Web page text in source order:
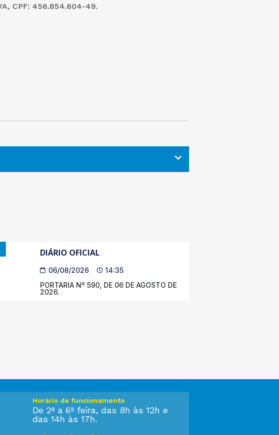
CPF: 456.854.604-49.
DIÁRIO OFICIAL
06/08/2026
14:35
PORTARIA Nº 590, DE 06 DE AGOSTO DE
2026.
Horário de funcionamento
De 2ª a 6ª feira, das 8h às 12h e
das 14h às 17h.